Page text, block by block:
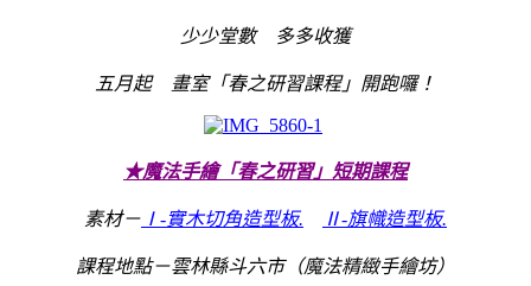
少少堂數 多多收獲
五月起 畫室「春之研習課程」開跑囉！
★魔法手繪「春之研習」短期課程
素材－ Ⅰ-實木切角造型板. Ⅱ-旗幟造型板.
課程地點－雲林縣斗六市（魔法精緻手繪坊）